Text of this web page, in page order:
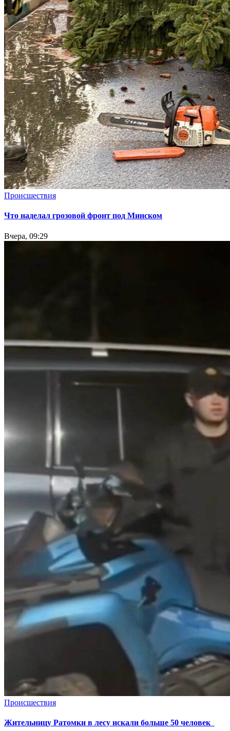
Происшествия
Что наделал грозовой фронт под Минском
Вчера, 09:29
Происшествия
Жительницу Ратомки в лесу искали больше 50 человек